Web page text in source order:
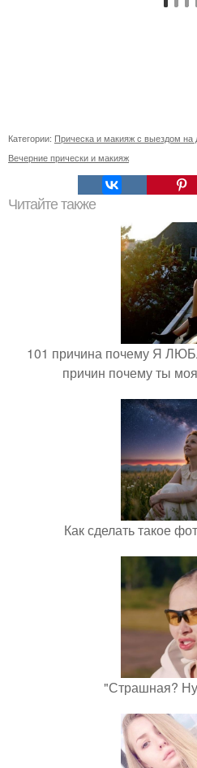
Категории: Прическа и макияж с выездом на
Вечерние прически и макияж
Читайте также
101 причина почему Я
причин почему ты
Как сделать такое
"Страшная?